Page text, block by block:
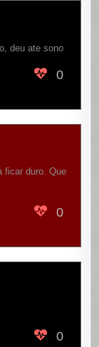
deu ate sono
0
ficar duro. Que
0
0